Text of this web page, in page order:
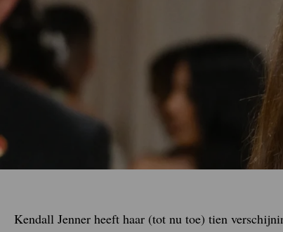
Kendall Jenner heeft haar (tot nu toe) tien